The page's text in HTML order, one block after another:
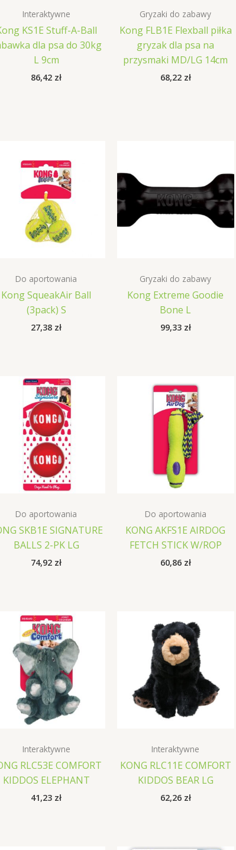
Interaktywne
KS1E Stuff-A-Ball
dla psa do 30kg
L 9cm
86,42 zł
Gryzaki do zabawy
Kong FLB1E Flexball piłka
gryzak dla psa na
przysmaki MD/LG 14cm
68,22 zł
Do aportowania
Kong SqueakAir Ball
(3pack) S
27,38 zł
Gryzaki do zabawy
Kong Extreme Goodie
Bone L
99,33 zł
Do aportowania
SKB1E SIGNATURE
BALLS 2-PK LG
74,92 zł
Do aportowania
KONG AKFS1E AIRDOG
FETCH STICK W/ROP
60,86 zł
Interaktywne
RLC53E COMFORT
KIDDOS ELEPHANT
41,23 zł
Interaktywne
KONG RLC11E COMFORT
KIDDOS BEAR LG
62,26 zł